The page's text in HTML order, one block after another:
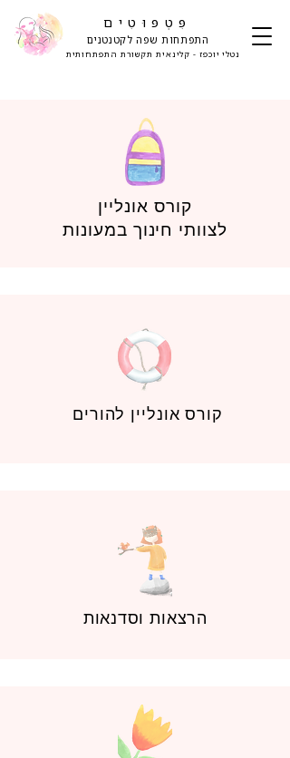
פִּטְפּוּטִים
התפתחות שפה לקטנטנים
נטלי יוכפז - קלינאית תקשורת התפתחותית
קורס אונליין
לצוותי חינוך במעונות
קורס אונליין להורים
הרצאות וסדנאות